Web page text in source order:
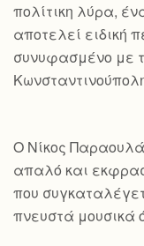
πολίτικη λύρα,
αποτελεί ειδική
συνυφασμένο με
Ο Νίκος
απαλό και
που
πνευστά μουσικά